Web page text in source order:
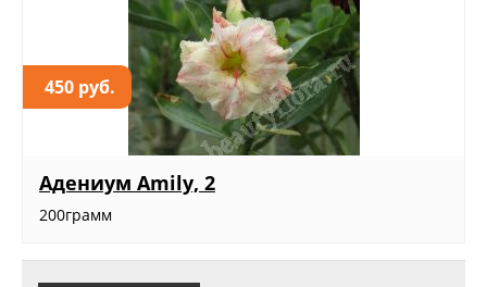
450 руб.
Адениум Amily, 2
200грамм